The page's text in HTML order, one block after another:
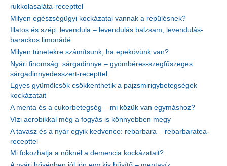
rukkolasaláta-recepttel
Milyen egészségügyi kockázatai vannak a repülésnek?
Illatos és szép: levendula – levendulás balzsam, levendulás-
barackos limonádé
Milyen tünetekre számítsunk, ha epekövünk van?
Nyári finomság: sárgadinnye – gyömbéres-szegfűszeges
sárgadinnyedesszert-recepttel
Egyes gyümölcsök csökkenthetik a pajzsmirigybetegségek
kockázatait
A menta és a cukorbetegség – mi közük van egymáshoz?
Vízi aerobikkal még a fogyás is könnyebben megy
A tavasz és a nyár egyik kedvence: rebarbara – rebarbaratea-
recepttel
Mi fokozhatja a nőknél a demencia kockázatait?